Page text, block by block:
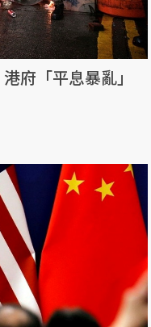
府「平息暴亂」